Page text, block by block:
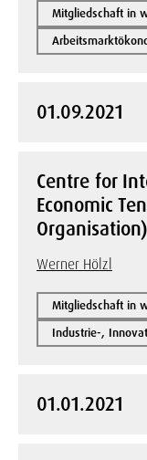
Mitgliedschaft in
01.09.2021
Centre for
Economic
Organisation)
Werner Hölzl
Mitgliedschaft in
Industrie-,
01.01.2021